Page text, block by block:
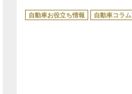
テ
ゴ
自動車お役立ち情報 自動車コラム